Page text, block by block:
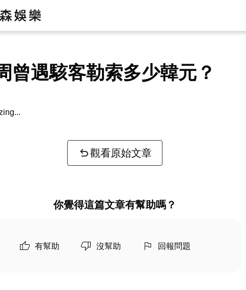
曾遇駭客勒索多少韓元？
觀看原始文章
你覺得這篇文章有幫助嗎？
有幫助 沒幫助 回報問題